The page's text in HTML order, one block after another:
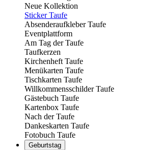
Neue Kollektion
Sticker Taufe
Absenderaufkleber Taufe
Eventplattform
Am Tag der Taufe
Taufkerzen
Kirchenheft Taufe
Menükarten Taufe
Tischkarten Taufe
Willkommensschilder Taufe
Gästebuch Taufe
Kartenbox Taufe
Nach der Taufe
Dankeskarten Taufe
Fotobuch Taufe
Geburtstag